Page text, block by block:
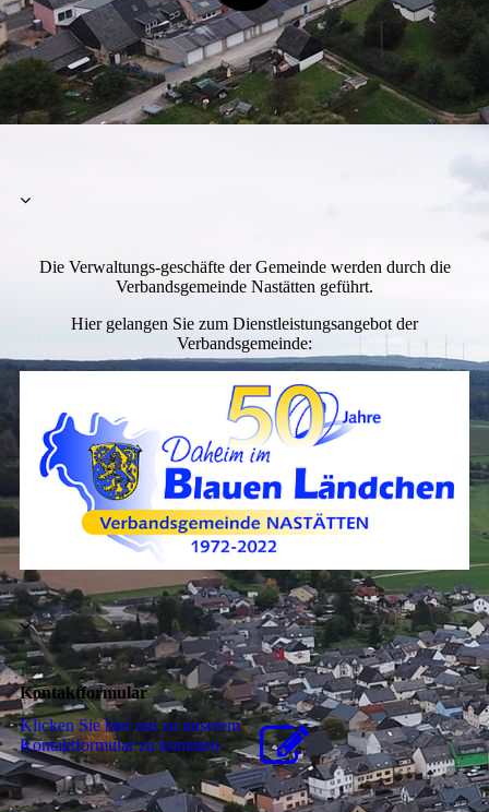
Die Verwaltungs-geschäfte der Gemeinde werden durch die
Verbandsgemeinde Nastätten geführt.
Hier gelangen Sie zum Dienstleistungsangebot der
Verbandsgemeinde:
Kontaktformular
Klicken Sie hier um zu unserem
Kon­takt­for­mu­lar zu kommen